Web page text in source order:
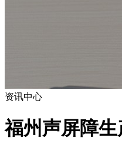
资讯中心
福州声屏障